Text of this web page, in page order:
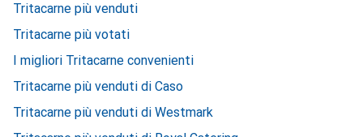
Tritacarne più venduti
Tritacarne più votati
I migliori Tritacarne convenienti
Tritacarne più venduti di Caso
Tritacarne più venduti di Westmark